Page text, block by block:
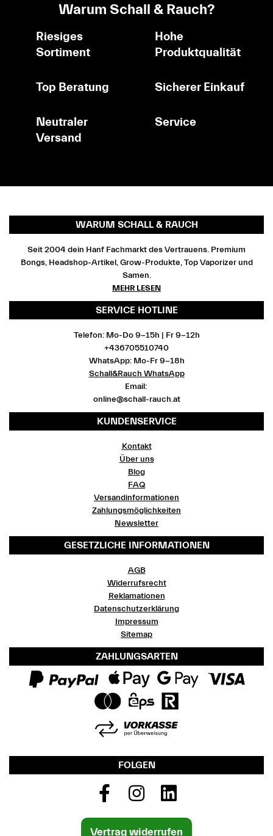
Warum Schall & Rauch?
Riesiges
Sortiment
Hohe
Produktqualität
Top Beratung Sicherer Einkauf
Neutraler
Versand
Service
WARUM SCHALL & RAUCH
Seit 2004 dein Hanf Fachmarkt des Vertrauens. Premium
Bongs, Headshop-Artikel, Grow-Produkte, Top Vaporizer und
Samen.
MEHR LESEN
SERVICE HOTLINE
Telefon: Mo-Do 9-15h | Fr 9-12h
+436705510740
WhatsApp: Mo-Fr 9-18h
Schall&Rauch WhatsApp
Email:
online@schall-rauch.at
KUNDENSERVICE
Kontakt
Über uns
Blog
FAQ
Versandinformationen
Zahlungsmöglichkeiten
Newsletter
GESETZLICHE INFORMATIONEN
AGB
Widerrufsrecht
Reklamationen
Datenschutzerklärung
Impressum
Sitemap
ZAHLUNGSARTEN
FOLGEN
Vertrag widerrufen